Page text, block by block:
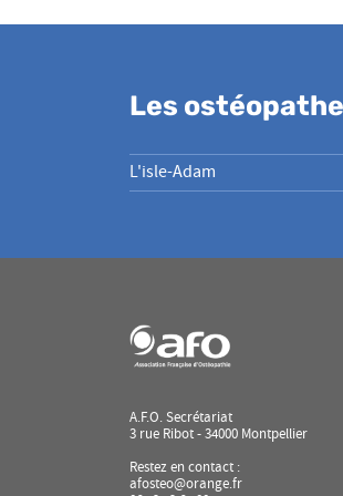
Les
L'isle-Adam
A.F.O. Secrétariat
3 rue Ribot - 34000 Montpellier
Restez en contact :
afosteo@orange.fr